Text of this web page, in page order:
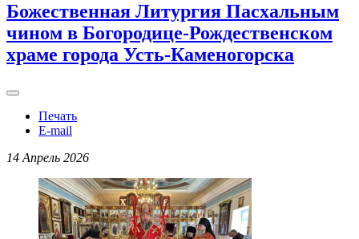
Божественная Литургия Пасхальным
чином в Богородице-Рождественском
храме города Усть-Каменогорска
Печать
E-mail
14 Апрель 2026